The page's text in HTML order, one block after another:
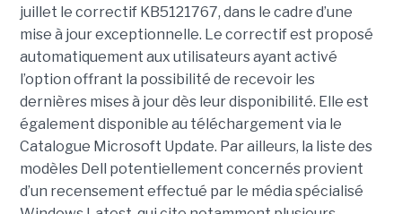
juillet le correctif KB5121767, dans le cadre d’une
mise à jour exceptionnelle. Le correctif est proposé
automatiquement aux utilisateurs ayant activé
l’option offrant la possibilité de recevoir les
dernières mises à jour dès leur disponibilité. Elle est
également disponible au téléchargement via le
Catalogue Microsoft Update. Par ailleurs, la liste des
modèles Dell potentiellement concernés provient
d’un recensement effectué par le média spécialisé